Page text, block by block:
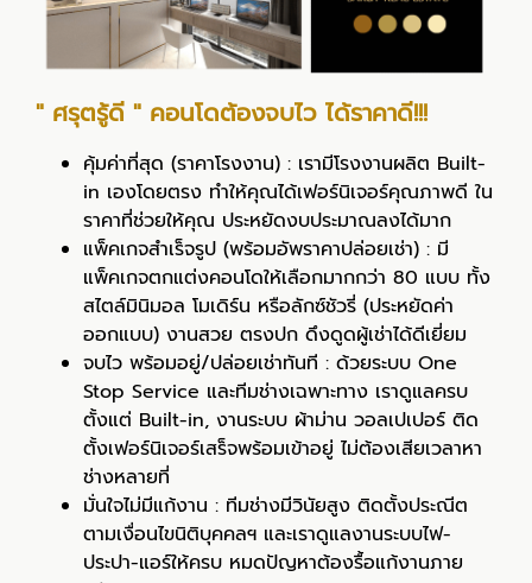
" ศรุตรู้ดี " คอนโดต้องจบไว ได้ราคาดี!!!
คุ้มค่าที่สุด (ราคาโรงงาน) : เรามีโรงงานผลิต Built-
in เองโดยตรง ทำให้คุณได้เฟอร์นิเจอร์คุณภาพดี ใน
ราคาที่ช่วยให้คุณ ประหยัดงบประมาณลงได้มาก
แพ็คเกจสำเร็จรูป (พร้อมอัพราคาปล่อยเช่า) : มี
แพ็คเกจตกแต่งคอนโดให้เลือกมากกว่า 80 แบบ ทั้ง
สไตล์มินิมอล โมเดิร์น หรือลักซ์ชัวรี่ (ประหยัดค่า
ออกแบบ) งานสวย ตรงปก ดึงดูดผู้เช่าได้ดีเยี่ยม
จบไว พร้อมอยู่/ปล่อยเช่าทันที : ด้วยระบบ One
Stop Service และทีมช่างเฉพาะทาง เราดูแลครบ
ตั้งแต่ Built-in, งานระบบ ผ้าม่าน วอลเปเปอร์ ติด
ตั้งเฟอร์นิเจอร์เสร็จพร้อมเข้าอยู่ ไม่ต้องเสียเวลาหา
ช่างหลายที่
มั่นใจไม่มีแก้งาน : ทีมช่างมีวินัยสูง ติดตั้งประณีต
ตามเงื่อนไขนิติบุคคลฯ และเราดูแลงานระบบไฟ-
ประปา-แอร์ให้ครบ หมดปัญหาต้องรื้อแก้งานภาย